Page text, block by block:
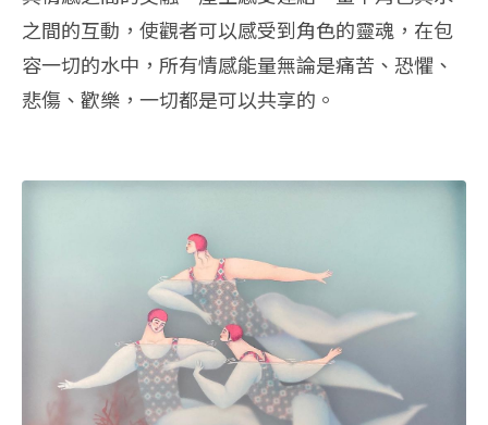
之間的互動，使觀者可以感受到角色的靈魂，在包
容一切的水中，所有情感能量無論是痛苦、恐懼、
悲傷、歡樂，一切都是可以共享的。